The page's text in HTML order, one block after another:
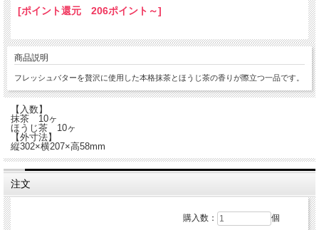
[ポイント還元 206ポイント～]
商品説明
フレッシュバターを贅沢に使用した本格抹茶とほうじ茶の香りが際立つ一品です。
【入数】
抹茶 10ヶ
ほうじ茶 10ヶ
【外寸法】
縦302×横207×高58mm
注文
購入数： 個